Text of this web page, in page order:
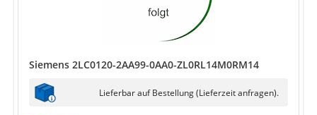
Siemens 2LC0120-2AA99-0AA0-ZL0RL14M0RM14
Lieferbar auf Bestellung (Lieferzeit anfragen).